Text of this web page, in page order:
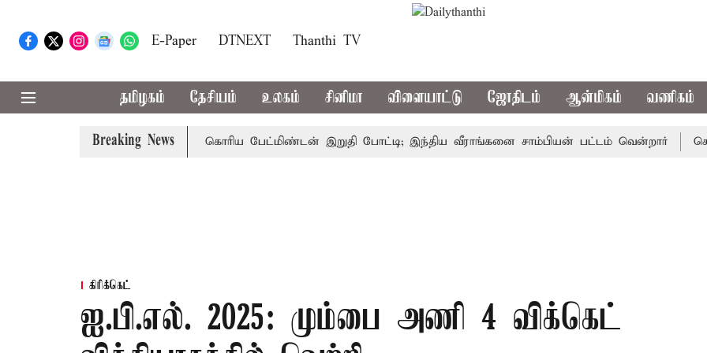
E-Paper DTNEXT Thanthi TV
தமிழகம் தேசியம் உலகம் சினிமா விளையாட்டு ஜோதிடம் ஆன்மிகம் வணிகம்
Breaking News
மழை பெய்ய வாய்ப்பு கொரிய பேட்மிண்டன் இறுதி போட்டி; இந்திய வீராங்கனை சாம்பியன் பட்டம் வென்றார்
கிரிக்கெட்
ஐ.பி.எல். 2025: மும்பை அணி 4 விக்கெட்